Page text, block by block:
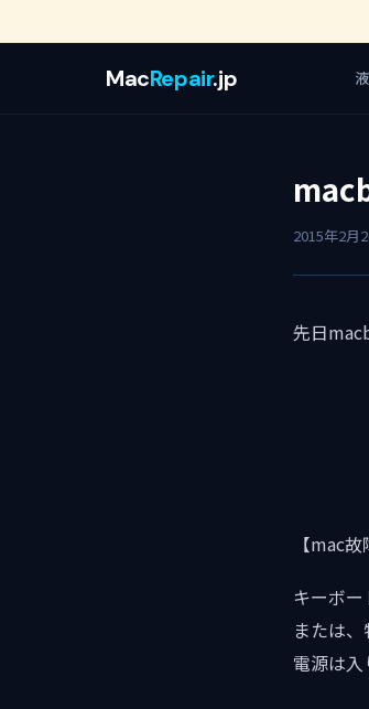
MacRepair.jp
2015年2月
先日
【mac故
キーボ
または
電源は入